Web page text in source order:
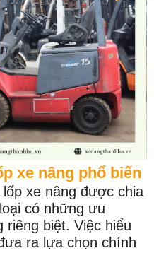
xe nâng phổ biến
xe nâng được chia
có những ưu
biệt. Việc hiểu
ra lựa chọn chính